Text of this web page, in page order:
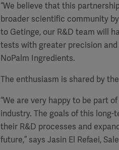
“We believe that this
broader scientific community
to Getinge, our R&D team will
tests with greater precision and
NoPalm Ingredients.
The enthusiasm is shared by
“We are very happy to be part
industry. The goals of this
their R&D processes and
future,” says Jasin El Refaei,